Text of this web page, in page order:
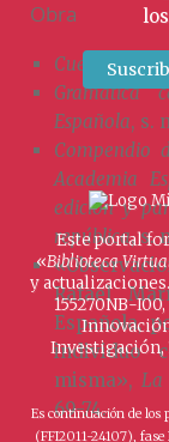
Obra
Cuestiones
Gramática
Española, s.
Compendio
Academia
edición y
república, s.
Rafael
Española,
individuo
misma»,La
69-74.
los
Este portal
«Biblioteca
y
155270NB-
Investigación,
Es continuación de los
(FFI2011-24107),